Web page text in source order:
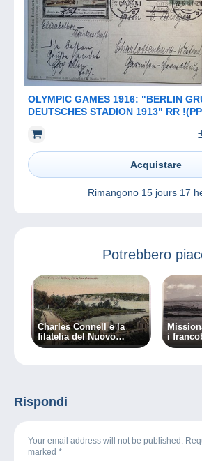
OLYMPIC GAMES 1916: "BERLIN
DEUTSCHES STADION 1913" RR
Acquistare
Rimangono 15 jours 17
Potrebbero
Charles Connell e la
filatelia del Nuovo
Brunswick
i
Rispondi
Your email address will not be published.
marked *